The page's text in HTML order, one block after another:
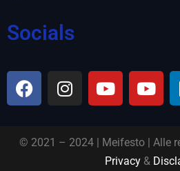
Socials
© 2021 – 2024 | Meifesto | Alle
Privacy&